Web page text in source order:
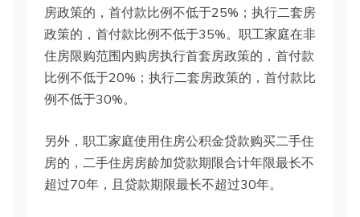
房政策的，首付款比例不低于25%；执行二套房
政策的，首付款比例不低于35%。职工家庭在非
住房限购范围内购房执行首套房政策的，首付款
比例不低于20%；执行二套房政策的，首付款比
例不低于30%。
另外，职工家庭使用住房公积金贷款购买二手住
房的，二手住房房龄加贷款期限合计年限最长不
超过70年，且贷款期限最长不超过30年。